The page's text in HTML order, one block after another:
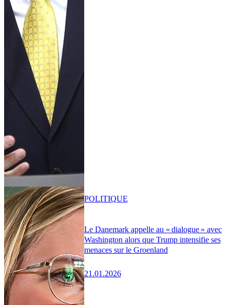
Le Danemark appelle au « dialogue » avec
Washington alors que Trump intensifie ses
menaces sur le Groenland
21.01.2026
POLITIQUE